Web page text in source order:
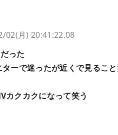
02(月) 20:41:22.08
った
ーで迷ったが近くで見るこ
カクカクになって笑う